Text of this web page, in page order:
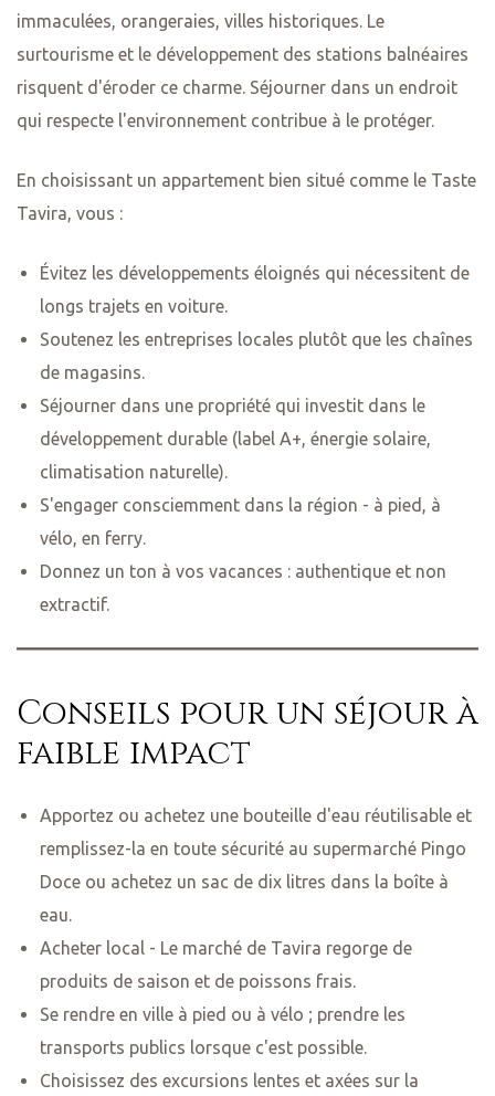
immaculées, orangeraies, villes historiques. Le
surtourisme et le développement des stations balnéaires
risquent d'éroder ce charme. Séjourner dans un endroit
qui respecte l'environnement contribue à le protéger.
En choisissant un appartement bien situé comme le Taste
Tavira, vous :
Évitez les développements éloignés qui nécessitent de
longs trajets en voiture.
Soutenez les entreprises locales plutôt que les chaînes
de magasins.
Séjourner dans une propriété qui investit dans le
développement durable (label A+, énergie solaire,
climatisation naturelle).
S'engager consciemment dans la région - à pied, à
vélo, en ferry.
Donnez un ton à vos vacances : authentique et non
extractif.
Conseils pour un séjour à
faible impact
Apportez ou achetez une bouteille d'eau réutilisable et
remplissez-la en toute sécurité au supermarché Pingo
Doce ou achetez un sac de dix litres dans la boîte à
eau.
Acheter local - Le marché de Tavira regorge de
produits de saison et de poissons frais.
Se rendre en ville à pied ou à vélo ; prendre les
transports publics lorsque c'est possible.
Choisissez des excursions lentes et axées sur la